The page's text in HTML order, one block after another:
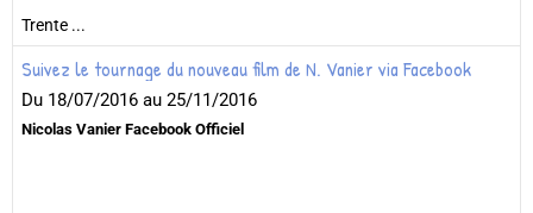
Trente ...
Suivez le tournage du nouveau film de N. Vanier via Facebook
Du 18/07/2016 au 25/11/2016
Nicolas Vanier Facebook Officiel